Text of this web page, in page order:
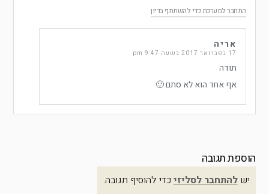
התחבר למערכת כדי להשתתף בדיון
אריה
17 בפברואר 2017 בשעה 9:47 pm
תודה
אף אחד הוא לא סתם 🙂
הוספת תגובה
ישלהתחבר לסליזיכדי להוסיף תגובה.